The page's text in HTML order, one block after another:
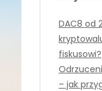
DAC8 od
fiskusowi?
– jak